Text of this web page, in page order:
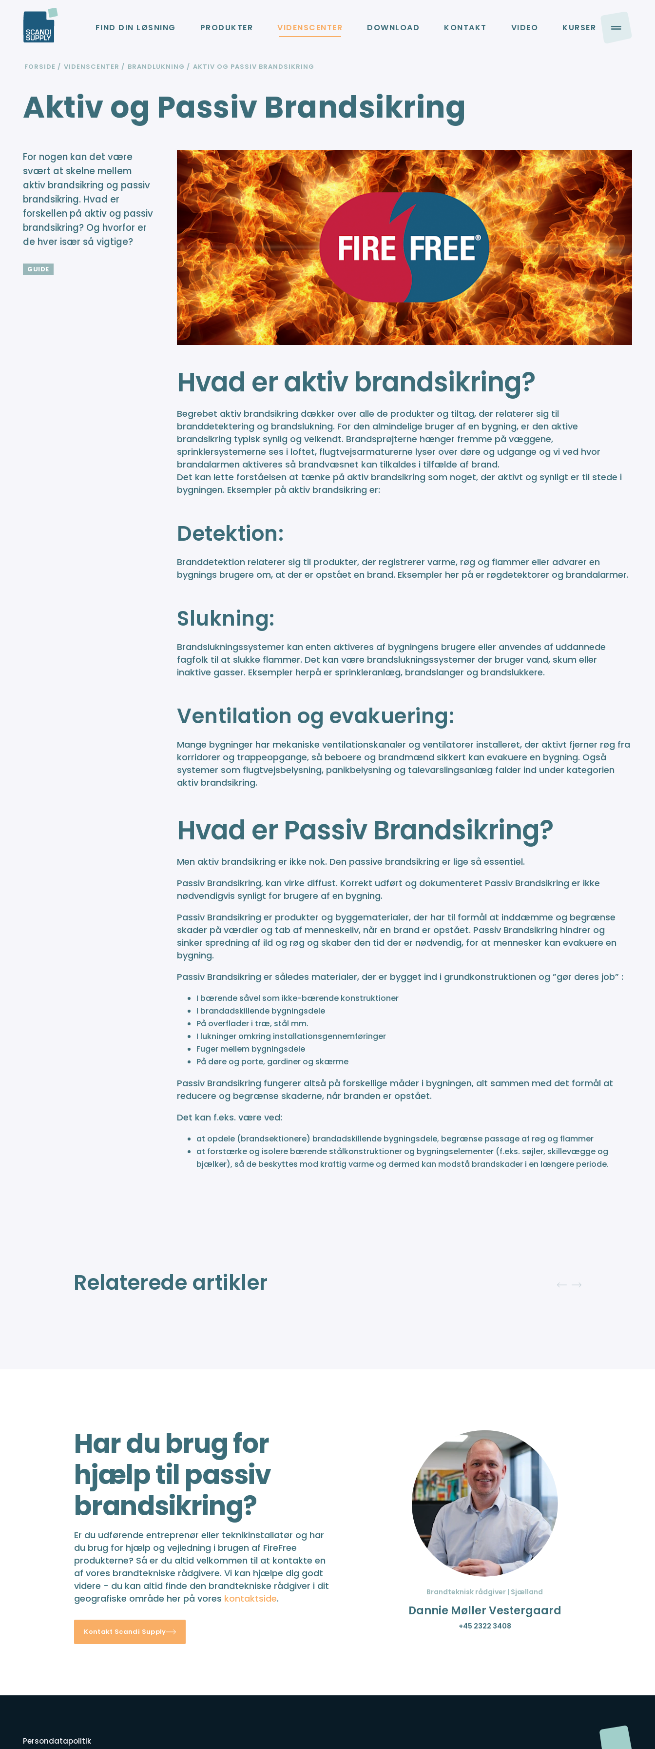
FIND DIN LØSNING PRODUKTER VIDENSCENTER DOWNLOAD KONTAKT VIDEO KURSER
FORSIDE VIDENSCENTER BRANDLUKNING AKTIV OG PASSIV BRANDSIKRING
Aktiv og Passiv Brandsikring
For nogen kan det være
svært at skelne mellem
aktiv brandsikring og passiv
brandsikring. Hvad er
forskellen på aktiv og passiv
brandsikring? Og hvorfor er
de hver især så vigtige?
GUIDE
Hvad er aktiv brandsikring?
Begrebet aktiv brandsikring dækker over alle de produkter og tiltag, der relaterer sig til
branddetektering og brandslukning. For den almindelige bruger af en bygning, er den aktive
brandsikring typisk synlig og velkendt. Brandsprøjterne hænger fremme på væggene,
sprinklersystemerne ses i loftet, flugtvejsarmaturerne lyser over døre og udgange og vi ved hvor
brandalarmen aktiveres så brandvæsnet kan tilkaldes i tilfælde af brand.
Det kan lette forståelsen at tænke på aktiv brandsikring som noget, der aktivt og synligt er til stede i
bygningen. Eksempler på aktiv brandsikring er:
Detektion:
Branddetektion relaterer sig til produkter, der registrerer varme, røg og flammer eller advarer en
bygnings brugere om, at der er opstået en brand. Eksempler her på er røgdetektorer og brandalarmer.
Slukning:
Brandslukningssystemer kan enten aktiveres af bygningens brugere eller anvendes af uddannede
fagfolk til at slukke flammer. Det kan være brandslukningssystemer der bruger vand, skum eller
inaktive gasser. Eksempler herpå er sprinkleranlæg, brandslanger og brandslukkere.
Ventilation og evakuering:
Mange bygninger har mekaniske ventilationskanaler og ventilatorer installeret, der aktivt fjerner røg fra
korridorer og trappeopgange, så beboere og brandmænd sikkert kan evakuere en bygning. Også
systemer som flugtvejsbelysning, panikbelysning og talevarslingsanlæg falder ind under kategorien
aktiv brandsikring.
Hvad er Passiv Brandsikring?
Men aktiv brandsikring er ikke nok. Den passive brandsikring er lige så essentiel.
Passiv Brandsikring, kan virke diffust. Korrekt udført og dokumenteret Passiv Brandsikring er ikke
nødvendigvis synligt for brugere af en bygning.
Passiv Brandsikring er produkter og byggematerialer, der har til formål at inddæmme og begrænse
skader på værdier og tab af menneskeliv, når en brand er opstået. Passiv Brandsikring hindrer og
sinker spredning af ild og røg og skaber den tid der er nødvendig, for at mennesker kan evakuere en
bygning.
Passiv Brandsikring er således materialer, der er bygget ind i grundkonstruktionen og ”gør deres job” :
I bærende såvel som ikke-bærende konstruktioner
I brandadskillende bygningsdele
På overflader i træ, stål mm.
I lukninger omkring installationsgennemføringer
Fuger mellem bygningsdele
På døre og porte, gardiner og skærme
Passiv Brandsikring fungerer altså på forskellige måder i bygningen, alt sammen med det formål at
reducere og begrænse skaderne, når branden er opstået.
Det kan f.eks. være ved:
at opdele (brandsektionere) brandadskillende bygningsdele, begrænse passage af røg og flammer
at forstærke og isolere bærende stålkonstruktioner og bygningselementer (f.eks. søjler, skillevægge og
bjælker), så de beskyttes mod kraftig varme og dermed kan modstå brandskader i en længere periode.
Relaterede artikler
Har du brug for
hjælp til passiv
brandsikring?
Er du udførende entreprenør eller teknikinstallatør og har
du brug for hjælp og vejledning i brugen af FireFree
produkterne? Så er du altid velkommen til at kontakte en
af vores brandtekniske rådgivere. Vi kan hjælpe dig godt
videre - du kan altid finde den brandtekniske rådgiver i dit
geografiske område her på vores kontaktside.
Kontakt Scandi Supply
Brandteknisk rådgiver | Sjælland
Dannie Møller Vestergaard
+45 2322 3408
Persondatapolitik